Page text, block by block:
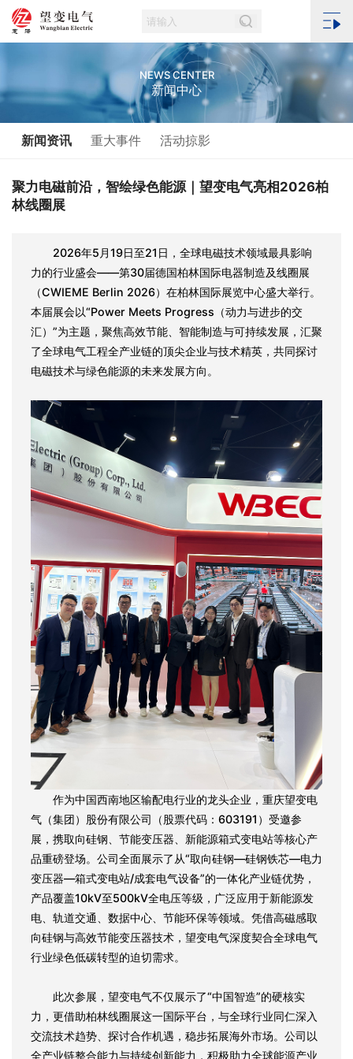
NEWS CENTER
新闻中心
新闻资讯 重大事件 活动掠影
聚力电磁前沿，智绘绿色能源｜望变电气亮相2026柏
林线圈展
2026年5月19日至21日，全球电磁技术领域最具影响
力的行业盛会——第30届德国柏林国际电器制造及线圈展
（CWIEME Berlin 2026）在柏林国际展览中心盛大举行。
本届展会以“Power Meets Progress（动力与进步的交
汇）”为主题，聚焦高效节能、智能制造与可持续发展，汇聚
了全球电气工程全产业链的顶尖企业与技术精英，共同探讨
电磁技术与绿色能源的未来发展方向。
作为中国西南地区输配电行业的龙头企业，重庆望变电
气（集团）股份有限公司（股票代码：603191）受邀参
展，携取向硅钢、节能变压器、新能源箱式变电站等核心产
品重磅登场。公司全面展示了从“取向硅钢—硅钢铁芯—电力
变压器—箱式变电站/成套电气设备”的一体化产业链优势，
产品覆盖10kV至500kV全电压等级，广泛应用于新能源发
电、轨道交通、数据中心、节能环保等领域。凭借高磁感取
向硅钢与高效节能变压器技术，望变电气深度契合全球电气
行业绿色低碳转型的迫切需求。
此次参展，望变电气不仅展示了“中国智造”的硬核实
力，更借助柏林线圈展这一国际平台，与全球行业同仁深入
交流技术趋势、探讨合作机遇，稳步拓展海外市场。公司以
全产业链整合能力与持续创新能力，积极助力全球能源产业